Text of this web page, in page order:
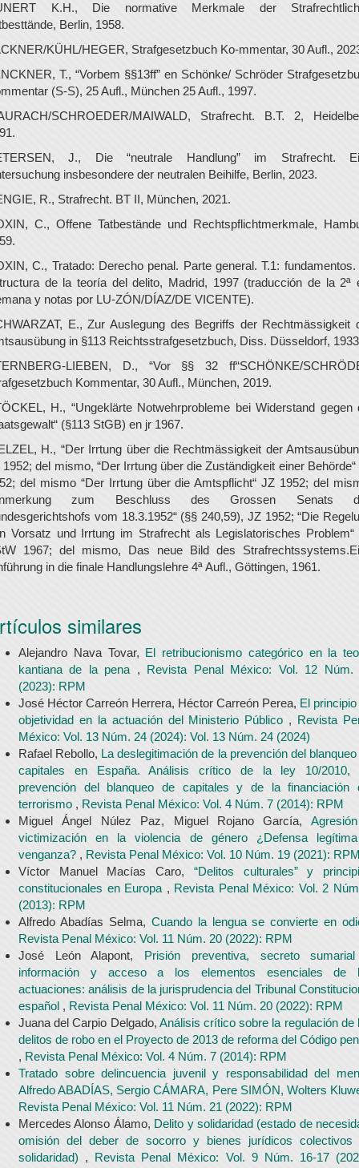
K.H., Die normative Merkmale der
Berlin, 1958.
KÜHL/HEGER, Strafgesetzbuch Ko-mmentar, 30 Aufl.,
T., “Vorbem §§13ff” en Schönke/ Schröder
(S-S), 25 Aufl., München 25 Aufl., 1997.
SCHROEDER/MAIWALD, Strafrecht. B.T. 2,
J., Die “neutrale Handlung” im Strafrecht.
insbesondere der neutralen Beihilfe, Berlin, 2023.
R., Strafrecht. BT II, München, 2021.
C., Offene Tatbestände und Rechtspflichtmerkmale,
C., Tratado: Derecho penal. Parte general. T.1: fundamentos.
de la teoría del delito, Madrid, 1997 (traducción de la 2ª
y notas por LU-ZÓN/DÍAZ/DE VICENTE).
E., Zur Auslegung des Begriffs der Rechtmässigkeit
in §113 Reichtsstrafgesetzbuch, Diss. Düsseldorf,
LIEBEN, D., “Vor §§ 32 ff“SCHÖNKE/
Kommentar, 30 Aufl., München, 2019.
H., “Ungeklärte Notwehrprobleme bei Widerstand gegen
(§113 StGB) en jr 1967.
H., “Der Irrtung über die Rechtmässigkeit der
1952; del mismo, “Der Irrtung über die Zuständigkeit einer Behörde“
del mismo “Der Irrtung über die Amtspflicht“ JZ 1952; del
zum Beschluss des Grossen Senats
vom 18.3.1952“ (§§ 240,59), JZ 1952; “Die
Vorsatz und Irrtung im Strafrecht als Legislatorisches Problem“
1967; del mismo, Das neue Bild des
in die finale Handlungslehre 4ª Aufl., Göttingen, 1961.
similares
Alejandro Nava Tovar, El retribucionismo categórico en la
kantiana de la pena , Revista Penal México: Vol. 12 Núm.
(2023): RPM
José Héctor Carreón Herrera, Héctor Carreón Perea, El principio
objetividad en la actuación del Ministerio Público , Revista
México: Vol. 13 Núm. 24 (2024): Vol. 13 Núm. 24 (2024)
Rafael Rebollo, La deslegitimación de la prevención del blanqueo
capitales en España. Análisis crítico de la ley 10/2010,
prevención del blanqueo de capitales y de la financiación
terrorismo , Revista Penal México: Vol. 4 Núm. 7 (2014): RPM
Miguel Ángel Núlez Paz, Miguel Rojano García,
victimización en la violencia de género ¿Defensa
venganza? , Revista Penal México: Vol. 10 Núm. 19 (2021):
Víctor Manuel Macías Caro, “Delitos culturales” y
constitucionales en Europa , Revista Penal México: Vol. 2
(2013): RPM
Alfredo Abadías Selma, Cuando la lengua se convierte en
Revista Penal México: Vol. 11 Núm. 20 (2022): RPM
José León Alapont, Prisión preventiva, secreto
información y acceso a los elementos esenciales de
actuaciones: análisis de la jurisprudencia del Tribunal
español , Revista Penal México: Vol. 11 Núm. 20 (2022): RPM
Juana del Carpio Delgado, Análisis crítico sobre la regulación de
delitos de robo en el Proyecto de 2013 de reforma del Código
, Revista Penal México: Vol. 4 Núm. 7 (2014): RPM
Tratado sobre delincuencia juvenil y responsabilidad del
Alfredo ABADÍAS, Sergio CÁMARA, Pere SIMÓN, Wolters
Revista Penal México: Vol. 11 Núm. 21 (2022): RPM
Mercedes Alonso Álamo, Delito y solidaridad (estado de
omisión del deber de socorro y bienes jurídicos colectivos
solidaridad) , Revista Penal México: Vol. 9 Núm. 16-17